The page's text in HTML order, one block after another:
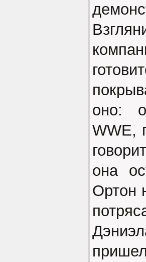
оно:
WWE,
она
Ортон